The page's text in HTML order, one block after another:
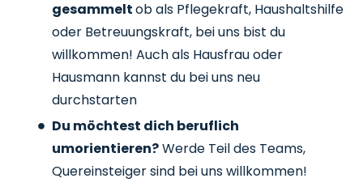
gesammeltob als Pflegekraft, Haushaltshilfe
oder Betreuungskraft, bei uns bist du
willkommen! Auch als Hausfrau oder
Hausmann kannst du bei uns neu
durchstarten
Du möchtest dich beruflich
umorientieren?Werde Teil des Teams,
Quereinsteiger sind bei uns willkommen!